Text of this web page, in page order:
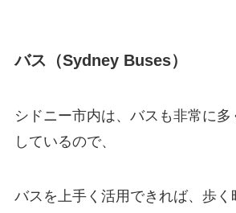
バス（Sydney Buses）
シドニー市内は、バスも非常に
しているので、
バスを上手く活用できれば、歩